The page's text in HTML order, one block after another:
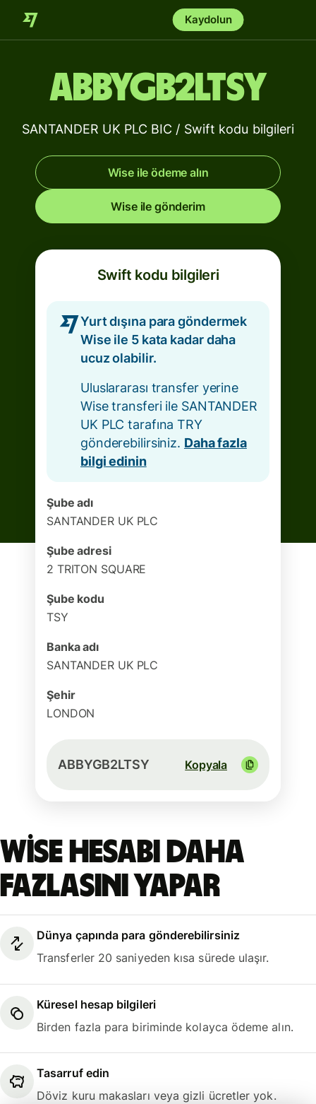
Kaydolun
ABBYGB2LTSY
SANTANDER UK PLC BIC / Swift kodu bilgileri
Wise ile ödeme alın
Wise ile gönderim
Swift kodu bilgileri
Yurt dışına para göndermek
Wise ile 5 kata kadar daha
ucuz olabilir.
Uluslararası transfer yerine
Wise transferi ile SANTANDER
UK PLC tarafına TRY
gönderebilirsiniz. Daha fazla
bilgi edinin
Şube adı
SANTANDER UK PLC
Şube adresi
2 TRITON SQUARE
Şube kodu
TSY
Banka adı
SANTANDER UK PLC
Şehir
LONDON
ABBYGB2LTSY Kopyala
Wise hesabı daha
fazlasını yapar
Dünya çapında para gönderebilirsiniz
Transferler 20 saniyeden kısa sürede ulaşır.
Küresel hesap bilgileri
Birden fazla para biriminde kolayca ödeme alın.
Tasarruf edin
Döviz kuru makasları veya gizli ücretler yok.